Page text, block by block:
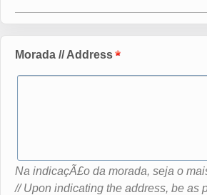
Morada // Address
Na indicaçÃ£o da morada, seja o
// Upon indicating the address, be as